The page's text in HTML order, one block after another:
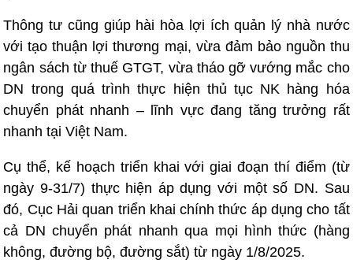
Thông tư cũng giúp hài hòa lợi ích quản lý nhà nước
với tạo thuận lợi thương mại, vừa đảm bảo nguồn thu
ngân sách từ thuế GTGT, vừa tháo gỡ vướng mắc cho
DN trong quá trình thực hiện thủ tục NK hàng hóa
chuyển phát nhanh – lĩnh vực đang tăng trưởng rất
nhanh tại Việt Nam.
Cụ thể, kế hoạch triển khai với giai đoạn thí điểm (từ
ngày 9-31/7) thực hiện áp dụng với một số DN. Sau
đó, Cục Hải quan triển khai chính thức áp dụng cho tất
cả DN chuyển phát nhanh qua mọi hình thức (hàng
không, đường bộ, đường sắt) từ ngày 1/8/2025.